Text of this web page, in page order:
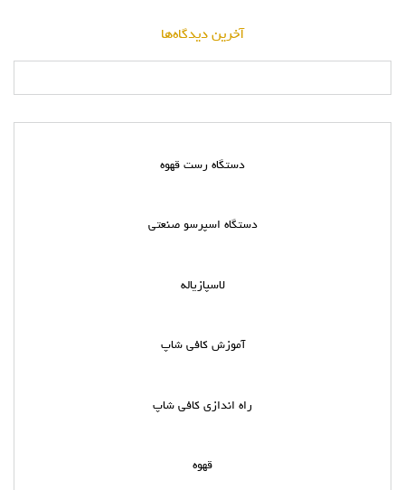
آخرین دیدگاه‌ها
دستگاه رست قهوه
دستگاه اسپرسو صنعتی
لاسپازیاله
آموزش کافی شاپ
راه اندازی کافی شاپ
قهوه